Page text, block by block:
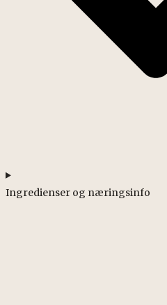
Ingredienser og næringsinfo